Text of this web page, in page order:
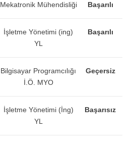
Mekatronik Mühendisliği Başarılı
İşletme Yönetimi (ing)
YL
Başarılı
Bilgisayar Programcılığı
İ.Ö. MYO
Geçersiz
İşletme Yönetimi (İng)
YL
Başarısız